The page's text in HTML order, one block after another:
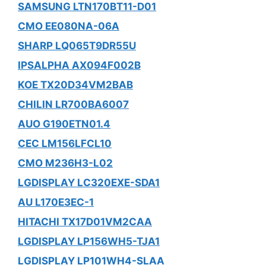
SAMSUNG LTN170BT11-D01
CMO EE080NA-06A
SHARP LQ065T9DR55U
IPSALPHA AX094F002B
KOE TX20D34VM2BAB
CHILIN LR700BA6007
AUO G190ETN01.4
CEC LM156LFCL10
CMO M236H3-L02
LGDISPLAY LC320EXE-SDA1
AU L170E3EC-1
HITACHI TX17D01VM2CAA
LGDISPLAY LP156WH5-TJA1
LGDISPLAY LP101WH4-SLAA